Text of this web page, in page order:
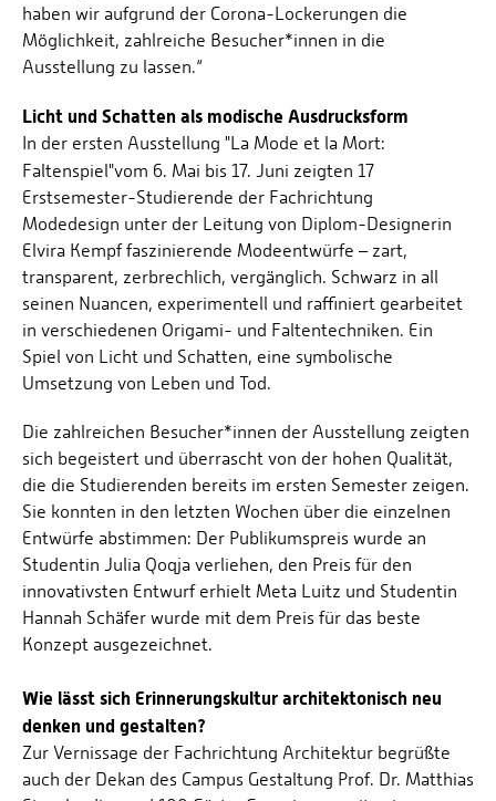
haben wir aufgrund der Corona-Lockerungen die
Möglichkeit, zahlreiche Besucher*innen in die
Ausstellung zu lassen.“
Licht und Schatten als modische Ausdrucksform
In der ersten Ausstellung "La Mode et la Mort:
Faltenspiel"vom 6. Mai bis 17. Juni zeigten 17
Erstsemester-Studierende der Fachrichtung
Modedesign unter der Leitung von Diplom-Designerin
Elvira Kempf faszinierende Modeentwürfe – zart,
transparent, zerbrechlich, vergänglich. Schwarz in all
seinen Nuancen, experimentell und raffiniert gearbeitet
in verschiedenen Origami- und Faltentechniken. Ein
Spiel von Licht und Schatten, eine symbolische
Umsetzung von Leben und Tod.
Die zahlreichen Besucher*innen der Ausstellung zeigten
sich begeistert und überrascht von der hohen Qualität,
die die Studierenden bereits im ersten Semester zeigen.
Sie konnten in den letzten Wochen über die einzelnen
Entwürfe abstimmen: Der Publikumspreis wurde an
Studentin Julia Qoqja verliehen, den Preis für den
innovativsten Entwurf erhielt Meta Luitz und Studentin
Hannah Schäfer wurde mit dem Preis für das beste
Konzept ausgezeichnet.
Wie lässt sich Erinnerungskultur architektonisch neu
denken und gestalten?
Zur Vernissage der Fachrichtung Architektur begrüßte
auch der Dekan des Campus Gestaltung Prof. Dr. Matthias